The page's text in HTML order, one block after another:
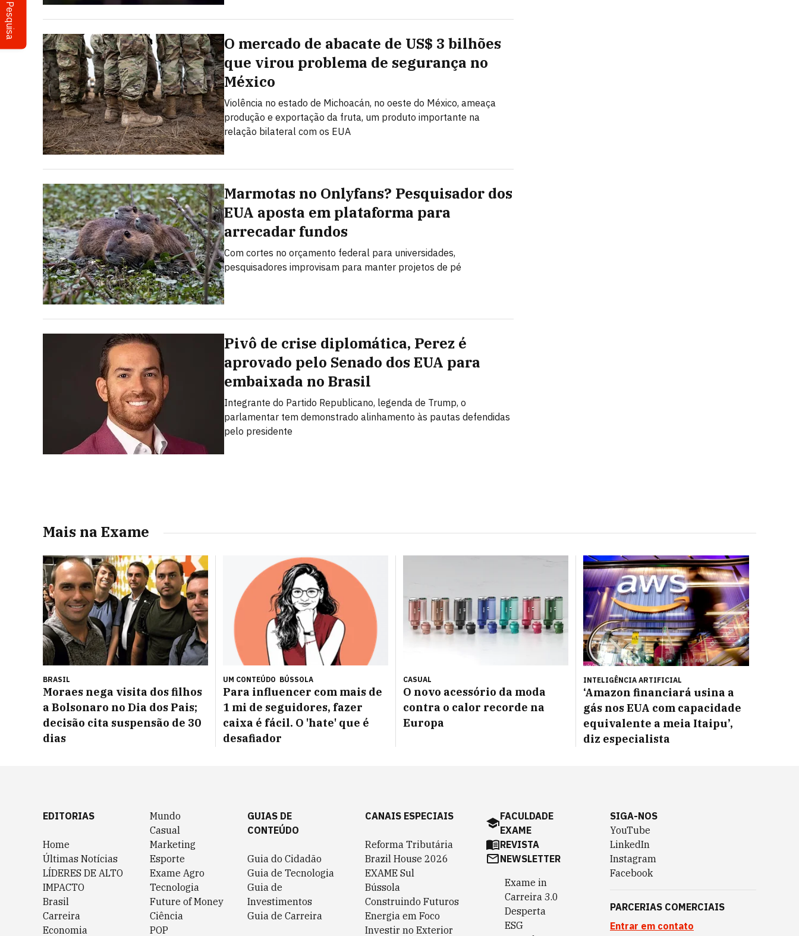
Pesquisa
O mercado de abacate de US$ 3 bilhões
que virou problema de segurança no
México
Violência no estado de Michoacán, no oeste do México, ameaça
produção e exportação da fruta, um produto importante na
relação bilateral com os EUA
Marmotas no Onlyfans? Pesquisador dos
EUA aposta em plataforma para
arrecadar fundos
Com cortes no orçamento federal para universidades,
pesquisadores improvisam para manter projetos de pé
Pivô de crise diplomática, Perez é
aprovado pelo Senado dos EUA para
embaixada no Brasil
Integrante do Partido Republicano, legenda de Trump, o
parlamentar tem demonstrado alinhamento às pautas defendidas
pelo presidente
Mais na Exame
BRASIL
Moraes nega visita dos filhos
a Bolsonaro no Dia dos Pais;
decisão cita suspensão de 30
dias
UM CONTEÚDO BÚSSOLA
Para influencer com mais de
1 mi de seguidores, fazer
caixa é fácil. O 'hate' que é
desafiador
CASUAL
O novo acessório da moda
contra o calor recorde na
Europa
INTELIGÊNCIA ARTIFICIAL
‘Amazon financiará usina a
gás nos EUA com capacidade
equivalente a meia Itaipu’,
diz especialista
EDITORIAS
Home
Últimas Notícias
LÍDERES DE ALTO
IMPACTO
Brasil
Carreira
Economia
Mundo
Casual
Marketing
Esporte
Exame Agro
Tecnologia
Future of Money
Ciência
POP
GUIAS DE
CONTEÚDO
Guia do Cidadão
Guia de Tecnologia
Guia de
Investimentos
Guia de Carreira
CANAIS ESPECIAIS
Reforma Tributária
Brazil House 2026
EXAME Sul
Bússola
Construindo Futuros
Energia em Foco
Investir no Exterior
FACULDADE
EXAME
REVISTA
NEWSLETTER
Exame in
Carreira 3.0
Desperta
ESG
SIGA-NOS
YouTube
LinkedIn
Instagram
Facebook
PARCERIAS COMERCIAIS
Entrar em contato